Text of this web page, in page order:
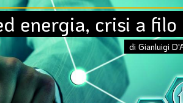
energia, crisi a
di Gianluigi